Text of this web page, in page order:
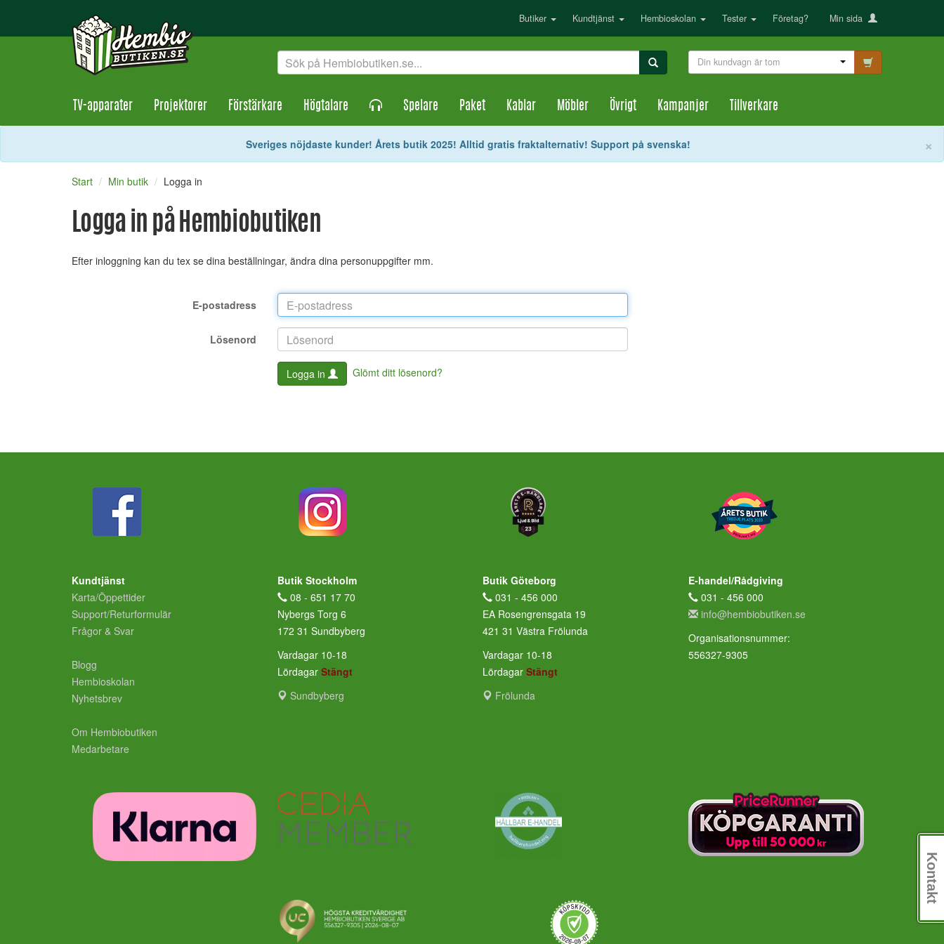
Butiker Kundtjänst Hembioskolan Tester Företag? Min sida
Din kundvagn är tom
TV-apparater Projektorer Förstärkare Högtalare Spelare Paket Kablar Möbler Övrigt Kampanjer Tillverkare
×
Sveriges nöjdaste kunder! Årets butik 2025! Alltid gratis fraktalternativ! Support på svenska!
Start Min butik Logga in
Logga in på Hembiobutiken
Efter inloggning kan du tex se dina beställningar, ändra dina personuppgifter mm.
E-postadress
Lösenord
Logga in Glömt ditt lösenord?
Kundtjänst
Karta/Öppettider
Support/Returformulär
Frågor & Svar
Blogg
Hembioskolan
Nyhetsbrev
Om Hembiobutiken
Medarbetare
Butik Stockholm
08 - 651 17 70
Nybergs Torg 6
172 31 Sundbyberg
Vardagar 10-18
Lördagar Stängt
Sundbyberg
Butik Göteborg
031 - 456 000
EA Rosengrensgata 19
421 31 Västra Frölunda
Vardagar 10-18
Lördagar Stängt
Frölunda
E-handel/Rådgiving
031 - 456 000
info@hembiobutiken.se
Organisationsnummer:
556327-9305
Kontakt